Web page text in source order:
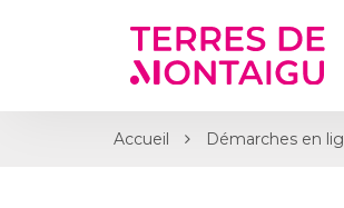
Accueil Démarches en